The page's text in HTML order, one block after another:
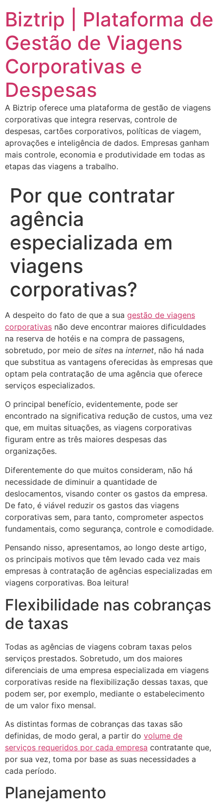
Biztrip | Plataforma de
Gestão de Viagens
Corporativas e
Despesas
A Biztrip oferece uma plataforma de gestão de viagens
corporativas que integra reservas, controle de
despesas, cartões corporativos, políticas de viagem,
aprovações e inteligência de dados. Empresas ganham
mais controle, economia e produtividade em todas as
etapas das viagens a trabalho.
Por que contratar
agência
especializada em
viagens
corporativas?
A despeito do fato de que a sua gestão de viagens
corporativas não deve encontrar maiores dificuldades
na reserva de hotéis e na compra de passagens,
sobretudo, por meio de sites na internet, não há nada
que substitua as vantagens oferecidas às empresas que
optam pela contratação de uma agência que oferece
serviços especializados.
O principal benefício, evidentemente, pode ser
encontrado na significativa redução de custos, uma vez
que, em muitas situações, as viagens corporativas
figuram entre as três maiores despesas das
organizações.
Diferentemente do que muitos consideram, não há
necessidade de diminuir a quantidade de
deslocamentos, visando conter os gastos da empresa.
De fato, é viável reduzir os gastos das viagens
corporativas sem, para tanto, comprometer aspectos
fundamentais, como segurança, controle e comodidade.
Pensando nisso, apresentamos, ao longo deste artigo,
os principais motivos que têm levado cada vez mais
empresas à contratação de agências especializadas em
viagens corporativas. Boa leitura!
Flexibilidade nas cobranças
de taxas
Todas as agências de viagens cobram taxas pelos
serviços prestados. Sobretudo, um dos maiores
diferenciais de uma empresa especializada em viagens
corporativas reside na flexibilização dessas taxas, que
podem ser, por exemplo, mediante o estabelecimento
de um valor fixo mensal.
As distintas formas de cobranças das taxas são
definidas, de modo geral, a partir do volume de
serviços requeridos por cada empresa contratante que,
por sua vez, toma por base as suas necessidades a
cada período.
Planejamento